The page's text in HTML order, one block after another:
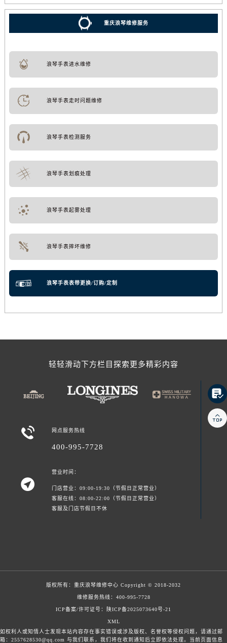
重庆浪琴维修服务
浪琴手表进水维修
浪琴手表走时问题维修
浪琴手表检测服务
浪琴手表划痕处理
浪琴手表起雾处理
浪琴手表摔坏维修
浪琴手表表带更换/订购/定制
轻轻滑动下方栏目探索更多精彩内容
 网点服务热线
400-995-7728

营业时间：
门店营业：09:00-19:30（节假日正常营业）
客服在线：08:00-22:00（节假日正常营业）
客服及门店节假日不休
版权所有： 重庆浪琴维修中心 Copyright © 2018-2032
维修服务热线： 400-995-7728
ICP备案/许可证号：陕ICP备2025073640号-21
XML
如权利人或知情人士发现本站内容存在事实错误或涉及版权、名誉权等侵权问题，请通过邮
箱：2557628530@qq.com 与我们联系，我们将在收到通知后立即依法处理。当前页面信息

